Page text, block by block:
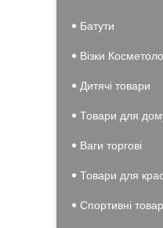
Батути
Візки
Дитячі товари
Товари для
Ваги торгові
Товари для
Спортивні